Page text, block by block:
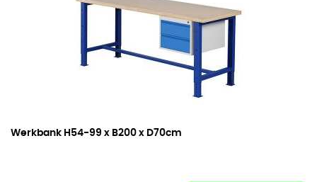
Werkbank H54-99 x B200 x D70cm